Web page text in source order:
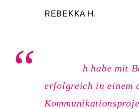
REBEKKA H.
h habe mit
erfolgreich in einem